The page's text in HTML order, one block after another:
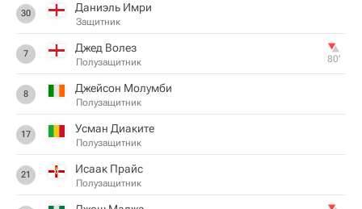
30 Даниэль Имри
Защитник
7 Джед Волез
Полузащитник 80‎’‎
8 Джейсон Молумби
Полузащитник
17 Усман Диаките
Полузащитник
21 Исаак Прайс
Полузащитник